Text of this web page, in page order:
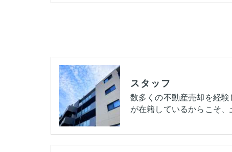
スタッフ
数多くの不動産売却を経
が在籍しているからこそ